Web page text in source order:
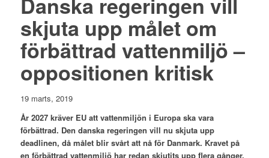
skjuta upp målet om
förbättrad vattenmiljö –
oppositionen kritisk
19 marts, 2019
År 2027 kräver EU att vattenmiljön i Europa ska vara
förbättrad. Den danska regeringen vill nu skjuta upp
deadlinen, då målet blir svårt att nå för Danmark. Kravet på
en förbättrad vattenmiljö har redan skjutits upp flera gånger,